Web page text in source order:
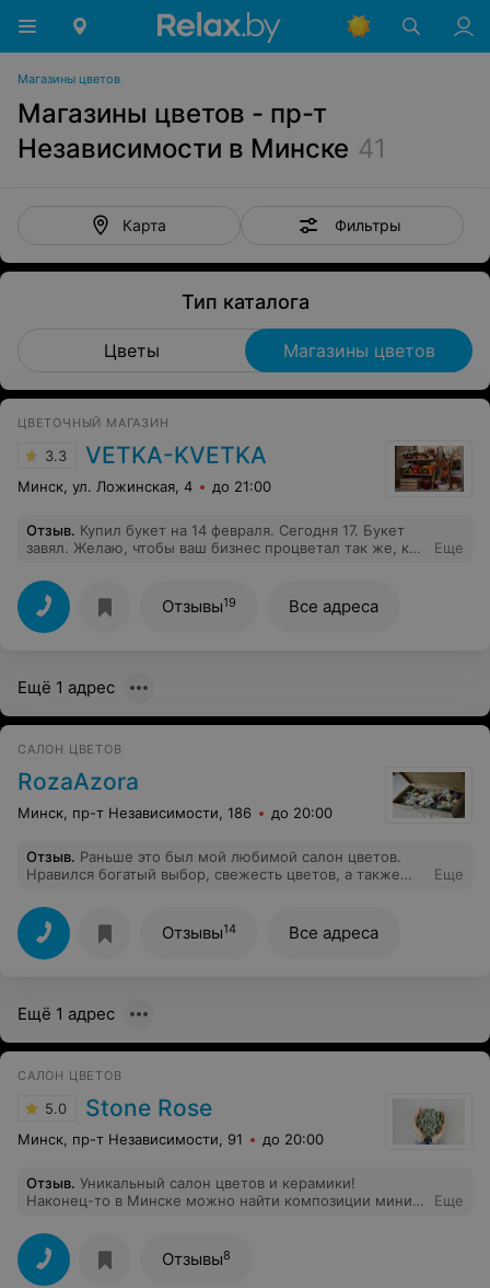
Магазины цветов
Магазины цветов - пр-т
Независимости в Минске 41
Карта Фильтры
Тип каталога
Цветы Магазины цветов
ЦВЕТОЧНЫЙ МАГАЗИН
3.3 VETKA-KVETKA
Минск, ул. Ложинская, 4 до 21:00
Отзыв. Купил букет на 14 февраля. Сегодня 17. Букет
завял. Желаю, чтобы ваш бизнес процветал так же, как
бизнесу!
Еще
Отзывы19 Все адреса
Ещё 1 адрес
САЛОН ЦВЕТОВ
RozaAzora
Минск, пр-т Независимости, 186 до 20:00
Отзыв. Раньше это был мой любимой салон цветов.
Нравился богатый выбор, свежесть цветов, а также
последние полгода, к сожалению, что-то серьёзно
ухудшилось со свежестью цветов. Более того, что-то
ещё и поломалось с предоставлением клиентам
актуальной информации о том, какие цветы наиболее
лучше первого попавшегося в переходе.
Еще
Отзывы14 Все адреса
Ещё 1 адрес
САЛОН ЦВЕТОВ
5.0 Stone Rose
Минск, пр-т Независимости, 91 до 20:00
Отзыв. Уникальный салон цветов и керамики!
Наконец-то в Минске можно найти композиции мини-
вам и процветания - во всех смыслах этого слова
Еще
Отзывы8